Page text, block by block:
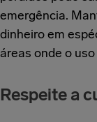
emergência.
dinheiro em
áreas onde o
Respeite a